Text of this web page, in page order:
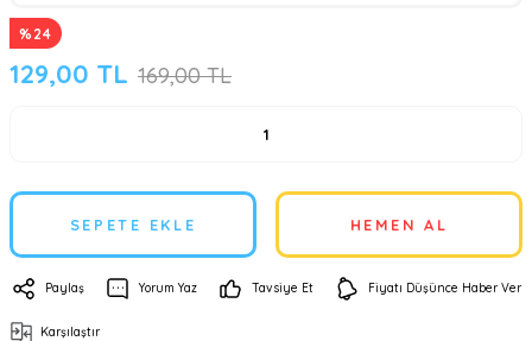
%24
129,00 TL 169,00 TL
SEPETE EKLE HEMEN AL
Paylaş Yorum Yaz Tavsiye Et Fiyatı Düşünce Haber Ver
Karşılaştır